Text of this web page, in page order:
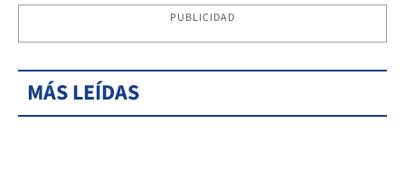
PUBLICIDAD
MÁS LEÍDAS